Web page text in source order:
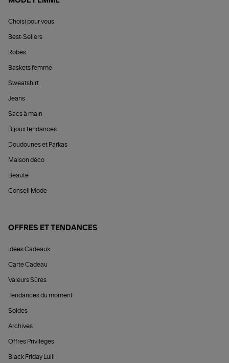
Choisi pour vous
Best-Sellers
Robes
Baskets femme
Sweatshirt
Jeans
Sacs à main
Bijoux tendances
Doudounes et Parkas
Maison déco
Beauté
Conseil Mode
OFFRES ET TENDANCES
Idées Cadeaux
Carte Cadeau
Valeurs Sûres
Tendances du moment
Soldes
Archives
Offres Privilèges
Black Friday Lulli